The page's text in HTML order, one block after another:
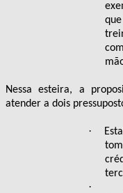
Nessa esteira, a
atender a dois
·
·